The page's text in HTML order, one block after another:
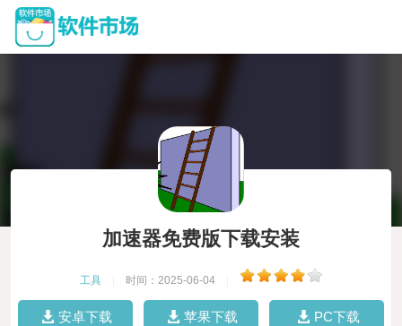
加速器免费版下载安装
工具 时间：2025-06-04
安卓下载 苹果下载 PC下载